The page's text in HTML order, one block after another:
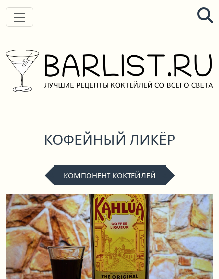
КОФЕЙНЫЙ ЛИКЁР
КОМПОНЕНТ КОКТЕЙЛЕЙ